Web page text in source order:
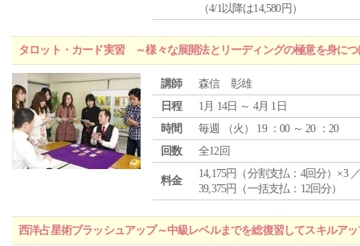
（4/1以降は14,580円）
タロット・カード実習 ～様々な展開法とリーディングの極意を身につ
講師
森信 彰雄
日程
1月 14日 ～ 4月 1日
時間
毎週 （火 ） 19 ：00 ～ 20 ：20
回数
全12回
料金
14,175円（分割支払：4回分）×3
39,375円（一括支払：12回分）
西洋占星術ブラッシュアップ～中級レベルまでを総復習してスキルア